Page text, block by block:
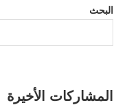
البحث
المشاركات الأخيرة